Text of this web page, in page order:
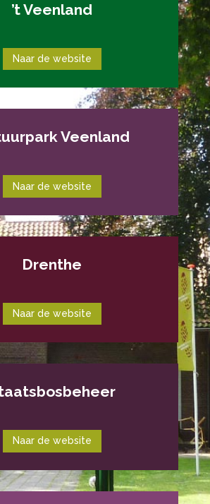
’t Veenland
Naar de website
Veenland
Naar de website
Drenthe
Naar de website
Naar de website